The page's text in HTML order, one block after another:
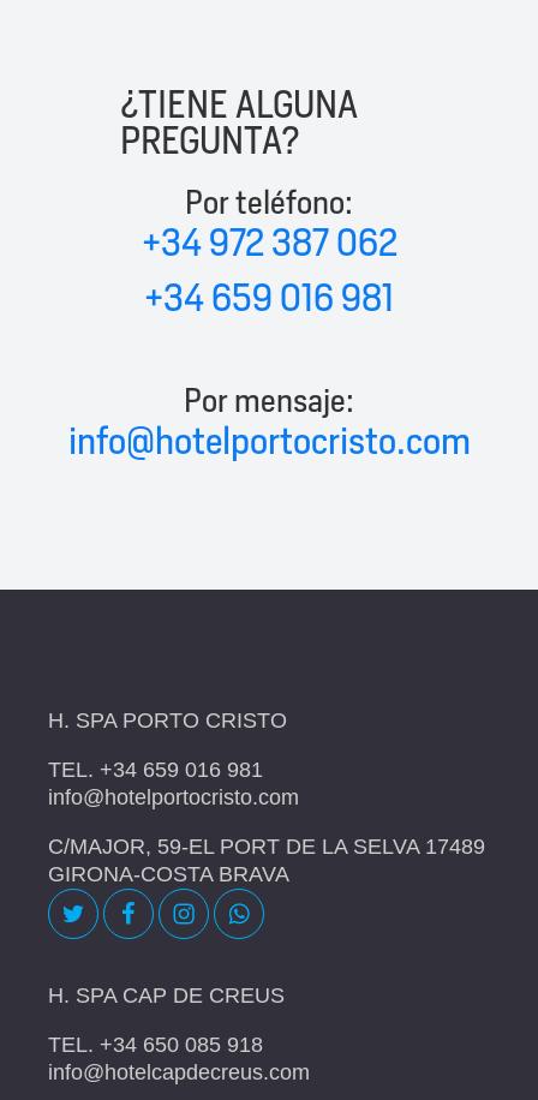
¿TIENE ALGUNA
PREGUNTA?
Por teléfono:
+34 972 387 062
+34 659 016 981
Por mensaje:
info@hotelportocristo.com
H. SPA PORTO CRISTO
TEL. +34 659 016 981
info@hotelportocristo.com
C/MAJOR, 59-EL PORT DE LA SELVA 17489
GIRONA-COSTA BRAVA
H. SPA CAP DE CREUS
TEL. +34 650 085 918
info@hotelcapdecreus.com